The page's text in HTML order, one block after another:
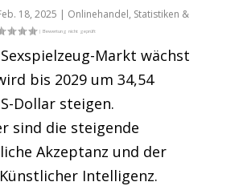
18, 2025 | Onlinehandel, Statistiken &
Markt wächst
bis 2029 um 34,54
Dollar steigen.
sind die steigende
Akzeptanz und der
Intelligenz.